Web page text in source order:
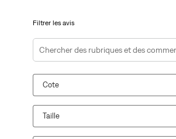
Filtrer les avis
Zone de recherche de sujet et d'avis
Cote
Taille